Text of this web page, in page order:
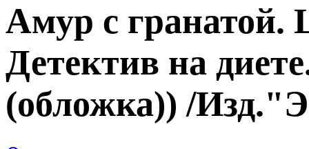
Амур с гранатой.
Детектив на
(обложка)) /